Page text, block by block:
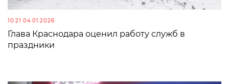
10:21 04.01.2026
Глава Краснодара оценил работу служб в
праздники